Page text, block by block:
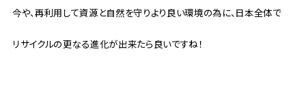
今や、再利用して資源と自然を守りより良い環境の為に、日本全体で
リサイクルの更なる進化が出来たら良いですね！